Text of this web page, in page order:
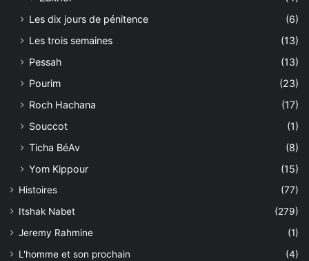
Les dix jours de pénitence
(6)
Les trois semaines
(13)
Pessah
(13)
Pourim
(23)
Roch Hachana
(17)
Souccot
(1)
Ticha BéAv
(8)
Yom Kippour
(15)
Histoires
(77)
Itshak Nabet
(279)
Jeremy Rahmine
(1)
L'homme et son prochain
(4)